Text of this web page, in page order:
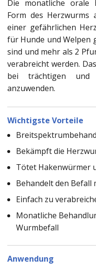
Die monatliche orale
Form des
einer gefährlichen
für Hunde und Welpen
sind und mehr als 2
verabreicht werden.
bei trächtigen und
anzuwenden.
Wichtigste Vorteile
Bekämpft die
Tötet Hakenwürmer
Behandelt den Befall
Einfach zu
Monatliche
Wurmbefall
Anwendung